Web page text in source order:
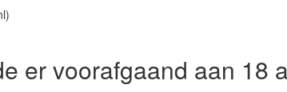
er voorafgaand aan 18